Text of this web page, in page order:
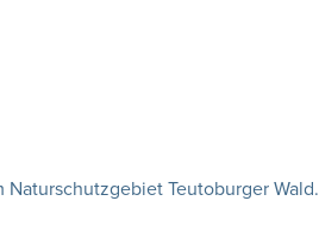
Teutoburger Wald.